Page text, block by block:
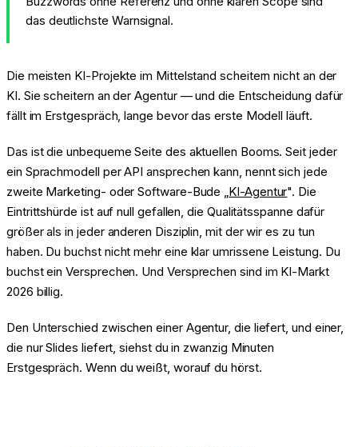
das deutlichste Warnsignal.
Die meisten KI-Projekte im Mittelstand scheitern nicht an der
KI. Sie scheitern an der Agentur — und die Entscheidung dafür
fällt im Erstgespräch, lange bevor das erste Modell läuft.
Das ist die unbequeme Seite des aktuellen Booms. Seit jeder
ein Sprachmodell per API ansprechen kann, nennt sich jede
zweite Marketing- oder Software-Bude „KI-Agentur". Die
Eintrittshürde ist auf null gefallen, die Qualitätsspanne dafür
größer als in jeder anderen Disziplin, mit der wir es zu tun
haben. Du buchst nicht mehr eine klar umrissene Leistung. Du
buchst ein Versprechen. Und Versprechen sind im KI-Markt
2026 billig.
Den Unterschied zwischen einer Agentur, die liefert, und einer,
die nur Slides liefert, siehst du in zwanzig Minuten
Erstgespräch. Wenn du weißt, worauf du hörst.